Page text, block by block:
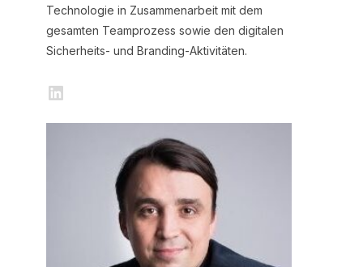
Technologie in Zusammenarbeit mit dem
gesamten Teamprozess sowie den digitalen
Sicherheits- und Branding-Aktivitäten.
LinkedIn